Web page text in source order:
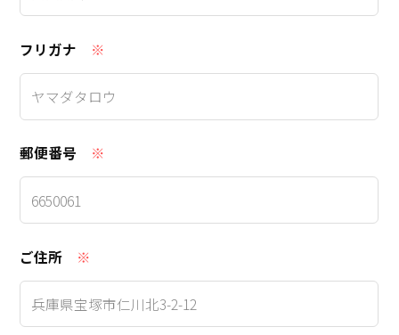
フリガナ ※
郵便番号 ※
ご住所 ※